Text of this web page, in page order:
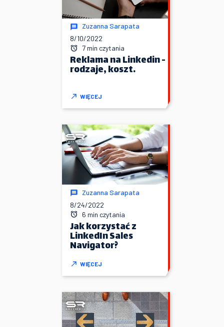
Zuzanna Sarapata
8/10/2022
7 min czytania
Reklama na Linkedin -
rodzaje, koszt.
WIĘCEJ
Zuzanna Sarapata
8/24/2022
6 min czytania
Jak korzystać z
LinkedIn Sales
Navigator?
WIĘCEJ